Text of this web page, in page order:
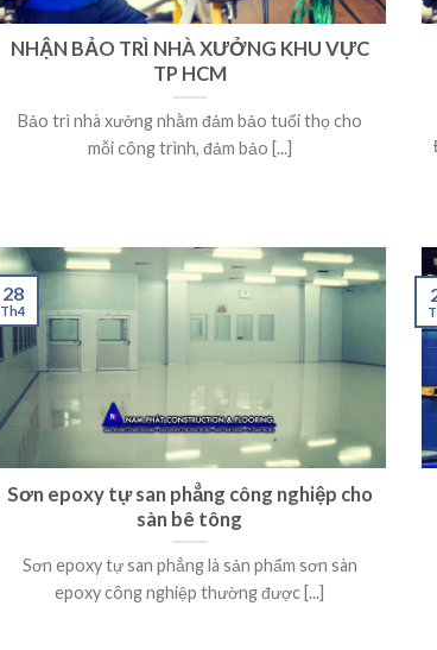
NHẬN BẢO TRÌ NHÀ XƯỞNG KHU VỰC
TP HCM
Bảo trì nhà xưởng nhằm đảm bảo tuổi thọ cho
mỗi công trình, đảm bảo [...]
Sơn epoxy tự san phẳng công nghiệp cho
sàn bê tông
Sơn epoxy tự san phẳng là sản phẩm sơn sàn
epoxy công nghiệp thường được [...]
28
Th4